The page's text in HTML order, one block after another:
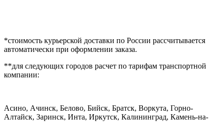
*стоимость курьерской доставки по России рассчитывается
автоматически при оформлении заказа.
**для следующих городов расчет по тарифам транспортной
компании:
Асино, Ачинск, Белово, Бийск, Братск, Воркута, Горно-
Алтайск, Заринск, Инта, Иркутск, Калининград, Камень-на-